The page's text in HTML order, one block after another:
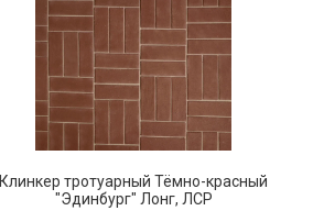
Клинкер тротуарный Тёмно-красный
"Эдинбург" Лонг, ЛСР